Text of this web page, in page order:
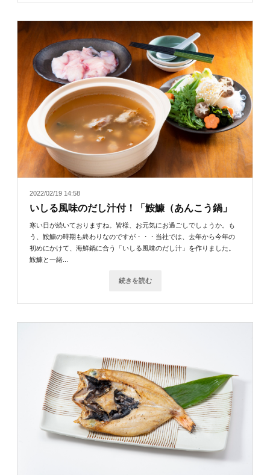
いしる風味のだし汁付！「鮟鱇（あんこう鍋」
2022/02/19 14:58
寒い日が続いておりますね。皆様、お元気にお過ごしでしょうか。も
う、鮟鱇の時期も終わりなのですが・・・当社では、去年から今年の
初めにかけて、海鮮鍋に合う「いしる風味のだし汁」を作りました。
鮟鱇と一緒...
続きを読む